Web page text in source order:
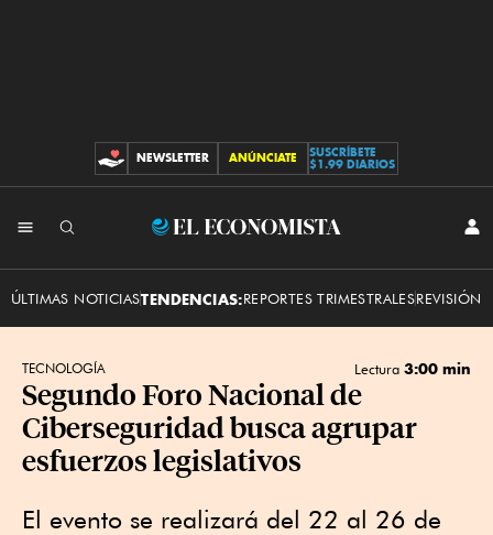
CONTRIBUCIONES
NEWSLETTER ANÚNCIATE
SUSCRÍBETE
$1.99 DIARIOS
El
ÚLTIMAS NOTICIASTENDENCIAS:REPORTES TRIMESTRALESREVISIÓN
TECNOLOGÍA Lectura 3:00 min
Segundo Foro Nacional de
Ciberseguridad busca agrupar
esfuerzos legislativos
El evento se realizará del 22 al 26 de